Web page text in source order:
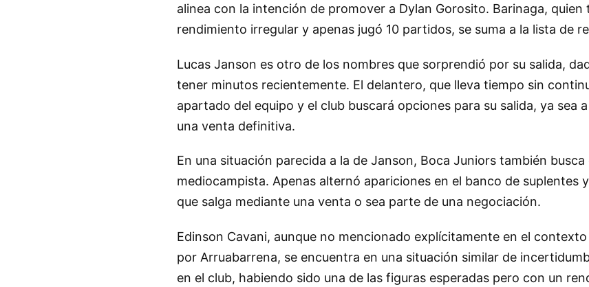
alinea con la intención de promover a Dylan Gorosito. Barinaga, quien
rendimiento irregular y apenas jugó 10 partidos, se suma a la lista de
Lucas Janson es otro de los nombres que sorprendió por su salida,
tener minutos recientemente. El delantero, que lleva tiempo sin
apartado del equipo y el club buscará opciones para su salida, ya sea
una venta definitiva.
En una situación parecida a la de Janson, Boca Juniors también
mediocampista. Apenas alternó apariciones en el banco de suplentes
que salga mediante una venta o sea parte de una negociación.
Edinson Cavani, aunque no mencionado explícitamente en el contexto
por Arruabarrena, se encuentra en una situación similar de
en el club, habiendo sido una de las figuras esperadas pero con un